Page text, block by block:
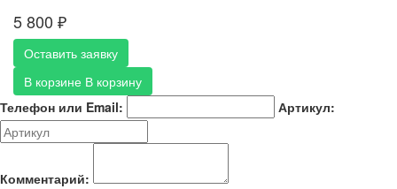
5 800 ₽
Оставить заявку
В корзине В корзину
Телефон или Email:
Артикул:
Комментарий: